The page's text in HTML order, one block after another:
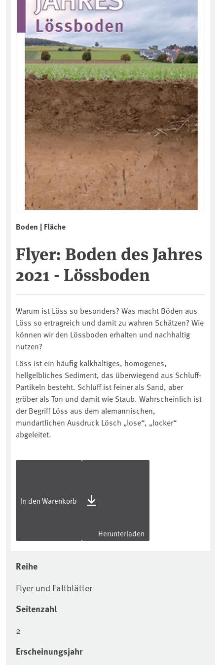
Boden | Fläche
Flyer: Boden des Jahres
2021 - Lössboden
Warum ist Löss so besonders? Was macht Böden aus
Löss so ertragreich und damit zu wahren Schätzen? Wie
können wir den Lössboden erhalten und nachhaltig
nutzen?
Löss ist ein häufig kalkhaltiges, homogenes,
hellgelbliches Sediment, das überwiegend aus Schluff-
Partikeln besteht. Schluff ist feiner als Sand, aber
gröber als Ton und damit wie Staub. Wahrscheinlich ist
der Begriff Löss aus dem alemannischen,
mundartlichen Ausdruck Lösch „lose“, „locker“
abgeleitet.
In den Warenkorb
Herunterladen
Reihe
Flyer und Faltblätter
Seitenzahl
2
Erscheinungsjahr